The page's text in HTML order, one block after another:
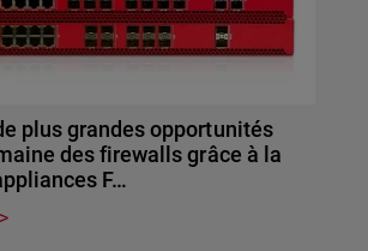
plus grandes opportunités
des firewalls grâce à la
F…